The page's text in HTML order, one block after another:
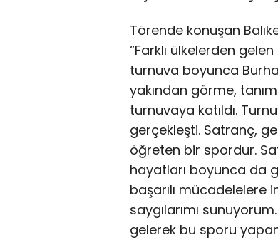
Törende konuşan
“Farklı ülkelerden
turnuva boyunca
yakından görme,
turnuvaya katıldı.
gerçekleşti. Satranç,
öğreten bir spordur.
hayatları boyunca da
başarılı
saygılarımı
gelerek bu sporu